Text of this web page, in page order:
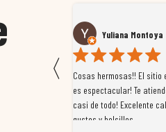
〈
a Sergio,
de 10.
Yuliana Montoya
Cosas hermosas!! El sitio
es espectacular! Te
casi de todo! Excelente
gustos y bolsillos